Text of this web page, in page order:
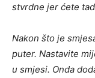
stvrdne jer ćete
Nakon što je
puter. Nastavite
u smjesi. Onda